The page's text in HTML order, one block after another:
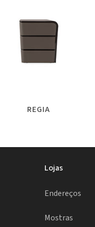
REGIA
Lojas
Endereços
Mostras